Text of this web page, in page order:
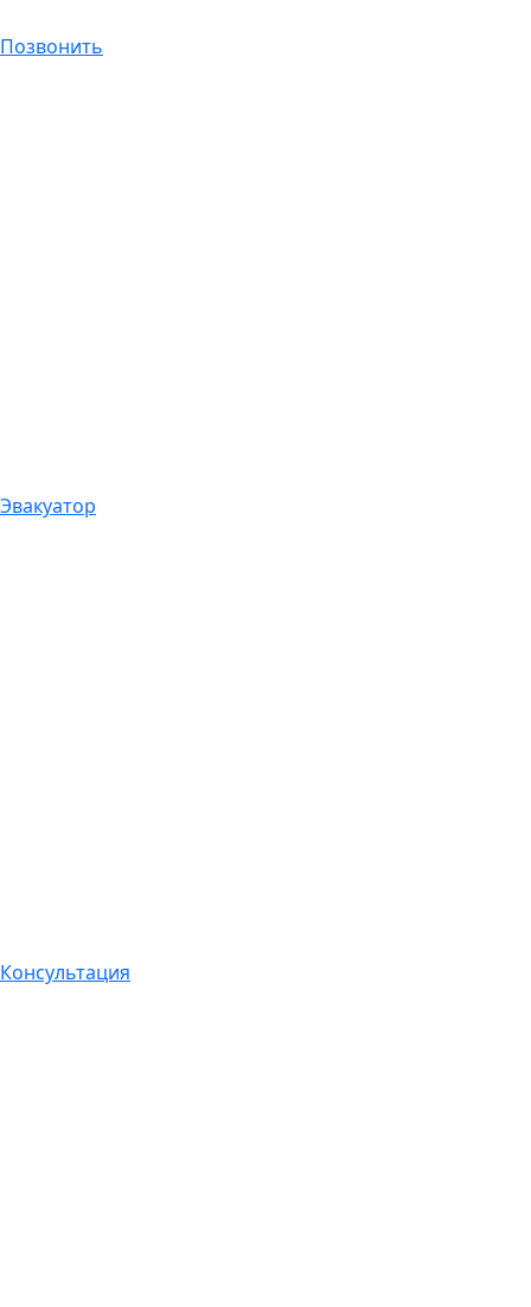
Позвонить
Эвакуатор
Консультация